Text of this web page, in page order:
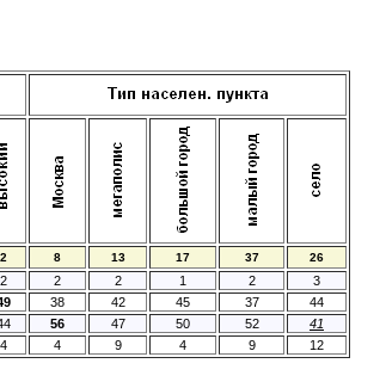
2 8 13 17 37 26
2 2 2 1 2
3
38 42 45 37
44
56 47 50 52
41
4 4 9 4 9 12